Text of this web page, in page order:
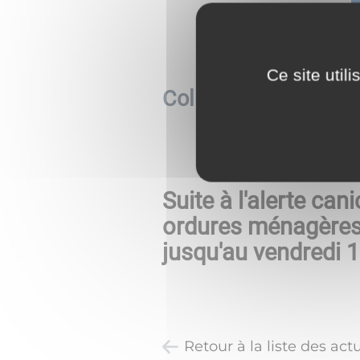
Collecte des ordures
Suite à l'alerte
ordures
jusqu'au vendredi
Retour à la liste des
Ce site